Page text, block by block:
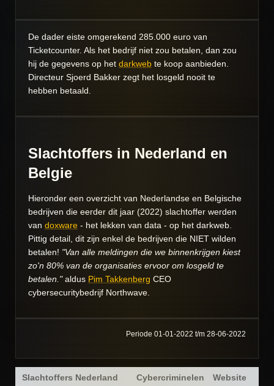
De dader eiste omgerekend 285.000 euro van
Ticketcounter. Als het bedrijf niet zou betalen, dan zou
hij de gegevens op het darkweb te koop aanbieden.
Directeur Sjoerd Bakker zegt het losgeld nooit te
hebben betaald.
Slachtoffers in Nederland en
Belgie
Hieronder een overzicht van Nederlandse en Belgische
bedrijven die eerder dit jaar (2022) slachtoffer werden
van doxware - het lekken van data - op het darkweb.
Pittig detail, dit zijn enkel de bedrijven die NIET wilden
betalen! "Van alle meldingen die we binnenkrijgen kiest
zo'n 80% van de organisaties ervoor om losgeld te
betalen."aldus Pim Takkenberg CEO
cybersecuritybedrijf Northwave.
Periode 01-01-2022 t/m 28-06-2022
Slachtoffers Nederland Cybercriminelen Website